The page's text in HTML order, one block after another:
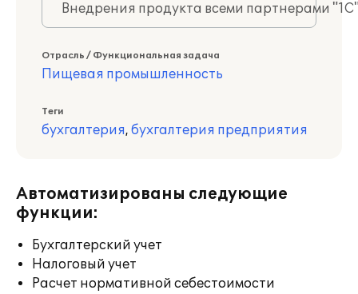
Внедрения продукта всеми партнерами
Отрасль / Функциональная задача
Пищевая промышленность
Теги
бухгалтерия, бухгалтерия предприятия
Автоматизированы следующие
функции:
Бухгалтерский учет
Налоговый учет
Расчет нормативной себестоимости